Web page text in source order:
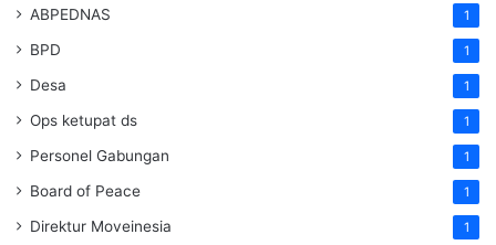
ABPEDNAS 1
BPD 1
Desa 1
Ops ketupat ds 1
Personel Gabungan 1
Board of Peace 1
Direktur Moveinesia 1